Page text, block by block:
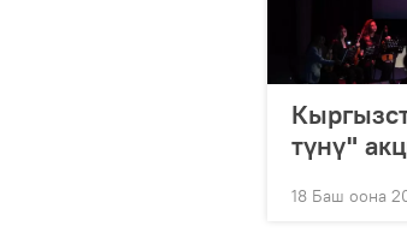
түнү"
18 Баш оона